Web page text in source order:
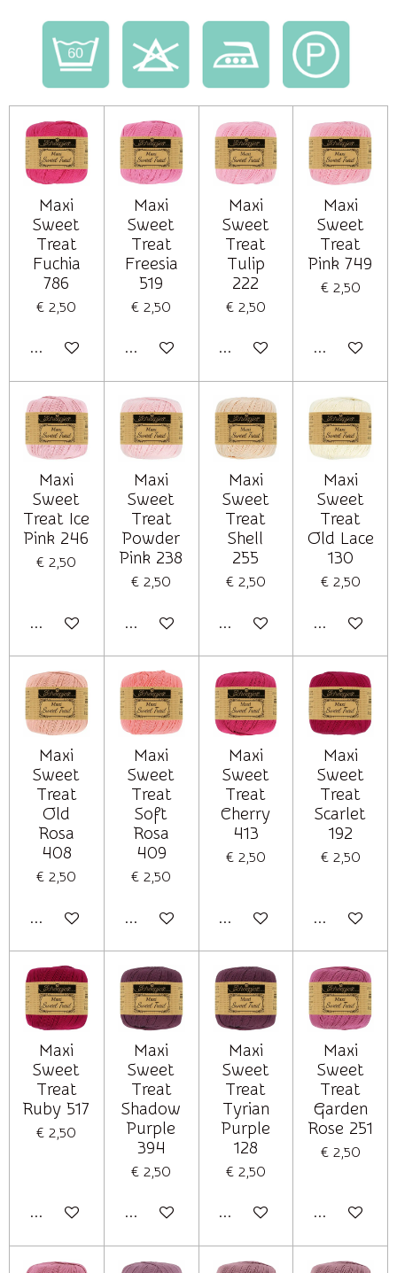
Maxi
Sweet
Treat
Fuchia
786
€ 2,50
In winkelwagen
Maxi
Sweet
Treat
Freesia
519
€ 2,50
In winkelwagen
Maxi
Sweet
Treat
Tulip
222
€ 2,50
In winkelwagen
Maxi
Sweet
Treat
Pink 749
€ 2,50
In
Maxi
Sweet
Treat Ice
Pink 246
€ 2,50
In winkelwagen
Maxi
Sweet
Treat
Powder
Pink 238
€ 2,50
In winkelwagen
Maxi
Sweet
Treat
Shell
255
€ 2,50
In winkelwagen
Maxi
Sweet
Treat
Old Lace
130
€ 2,50
In
Maxi
Sweet
Treat
Old
Rosa
408
€ 2,50
In winkelwagen
Maxi
Sweet
Treat
Soft
Rosa
409
€ 2,50
In winkelwagen
Maxi
Sweet
Treat
Cherry
413
€ 2,50
In winkelwagen
Maxi
Sweet
Treat
Scarlet
192
€ 2,50
In
Maxi
Sweet
Treat
Ruby 517
€ 2,50
In winkelwagen
Maxi
Sweet
Treat
Shadow
Purple
394
€ 2,50
In winkelwagen
Maxi
Sweet
Treat
Tyrian
Purple
128
€ 2,50
In winkelwagen
Maxi
Sweet
Treat
Garden
Rose 251
€ 2,50
In